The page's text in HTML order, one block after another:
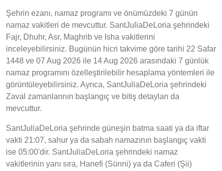
Şehrin ezanı, namaz programı ve önümüzdeki 7 günün
namaz vakitleri de mevcuttur. SantJuliaDeLoria şehrindeki
Fajr, Dhuhr, Asr, Maghrib ve Isha vakitlerini
inceleyebilirsiniz. Bugünün hicri takvime göre tarihi 22 Safar
1448 ve 07 Aug 2026 ile 14 Aug 2026 arasındaki 7 günlük
namaz programını özelleştirilebilir hesaplama yöntemleri ile
görüntüleyebilirsiniz. Ayrıca, SantJuliaDeLoria şehrindeki
Zaval zamanlarının başlangıç ve bitiş detayları da
mevcuttur.
SantJuliaDeLoria şehrinde güneşin batma saati ya da iftar
vakti 21:07, sahur ya da sabah namazının başlangıç vakti
ise 05:00'dir. SantJuliaDeLoria şehrindeki namaz
vakitlerinin yanı sıra, Hanefi (Sünni) ya da Caferi (Şii)